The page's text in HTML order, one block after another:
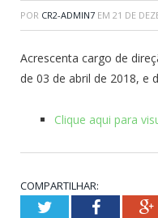
POR CR2-ADMIN7 EM 21 DE
Acrescenta cargo de
de 03 de abril de 2018, e
Clique aqui para
COMPARTILHAR:
TwitterFacebook